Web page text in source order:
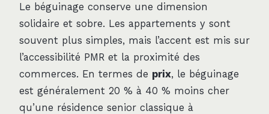
Le béguinage conserve une dimension
solidaire et sobre. Les appartements y sont
souvent plus simples, mais l’accent est mis sur
l’accessibilité PMR et la proximité des
commerces. En termes de prix, le béguinage
est généralement 20 % à 40 % moins cher
qu’une résidence senior classique à